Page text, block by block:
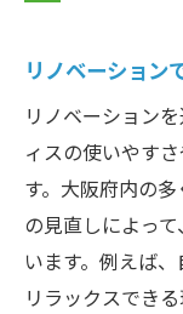
リノベーション
リノベーション
ィスの使いやす
す。大阪府内の
の見直しによっ
います。例えば
リラックスでき